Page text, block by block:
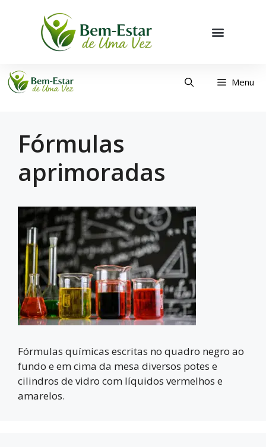
Menu
Fórmulas
aprimoradas
Fórmulas químicas escritas no quadro negro ao
fundo e em cima da mesa diversos potes e
cilindros de vidro com líquidos vermelhos e
amarelos.